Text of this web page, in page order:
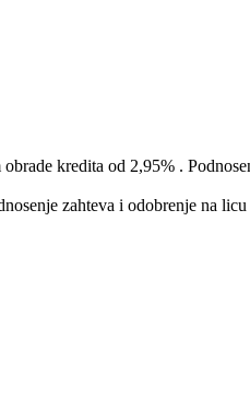
kredita od 2,95% .
na licu mesta. Ponuda važi